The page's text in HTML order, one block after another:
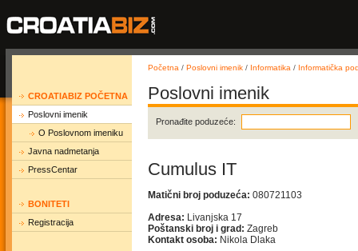
CROATIABIZ POČETNA
Poslovni imenik
O Poslovnom imeniku
Javna nadmetanja
PressCentar
BONITETI
Registracija
Početna / Poslovni imenik / Informatika / Informatička
Poslovni imenik
Pronađite poduzeće:
Cumulus IT
Matični broj poduzeća: 080721103
Adresa: Livanjska 17
Poštanski broj i grad: Zagreb
Kontakt osoba: Nikola Dlaka